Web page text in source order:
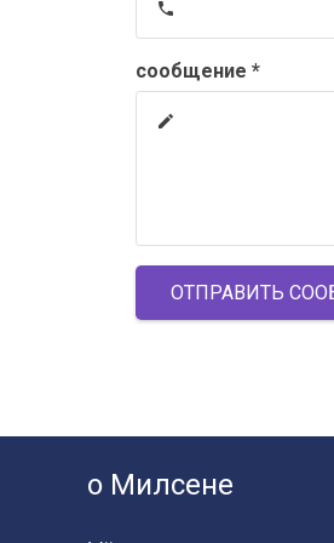
phone
сообщение *
create
ОТПРАВИТЬ
о Милсене